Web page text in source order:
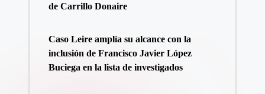
de Carrillo Donaire
Caso Leire amplía su alcance con la
inclusión de Francisco Javier López
Buciega en la lista de investigados